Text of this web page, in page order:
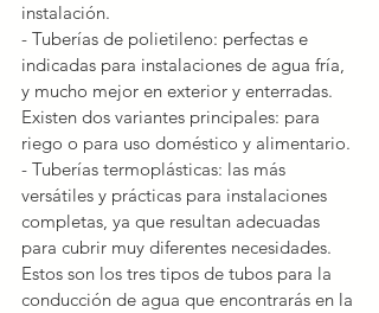
instalación.
- Tuberías de polietileno: perfectas e
indicadas para instalaciones de agua fría,
y mucho mejor en exterior y enterradas.
Existen dos variantes principales: para
riego o para uso doméstico y alimentario.
- Tuberías termoplásticas: las más
versátiles y prácticas para instalaciones
completas, ya que resultan adecuadas
para cubrir muy diferentes necesidades.
Estos son los tres tipos de tubos para la
conducción de agua que encontrarás en la